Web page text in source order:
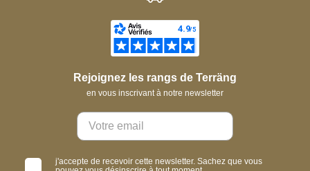
Rejoignez les rangs de Terräng
en vous inscrivant à notre newsletter
j'accepte de recevoir cette newsletter. Sachez que vous